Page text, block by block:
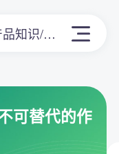
知识/正文
可替代的作